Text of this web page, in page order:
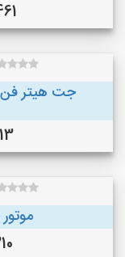
موتور برق